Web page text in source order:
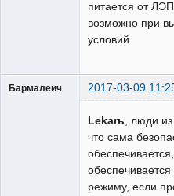
питается от
возможно при
условий.
Бармалеич 2017-03-09
Lekarь , люди
что сама
режиму, если